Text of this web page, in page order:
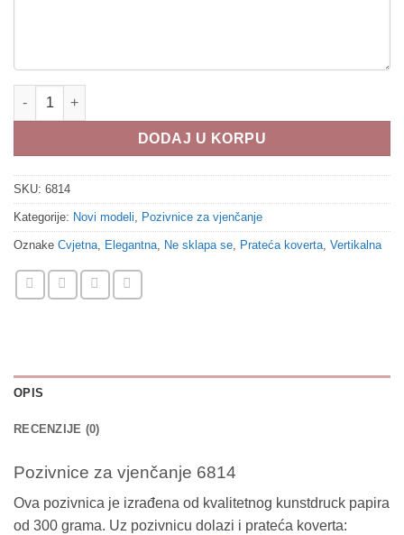
Pozivnice za vjenčanje 6814 količina
DODAJ U KORPU
SKU: 6814
Kategorije: Novi modeli Pozivnice za vjenčanje
Oznake Cvjetna Elegantna Ne sklapa se Prateća koverta Vertikalna
OPIS
RECENZIJE (0)
Pozivnice za vjenčanje 6814
Ova pozivnica je izrađena od kvalitetnog kunstdruck papira
od 300 grama. Uz pozivnicu dolazi i prateća koverta: